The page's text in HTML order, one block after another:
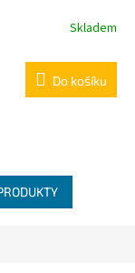
Skladem
Do košíku